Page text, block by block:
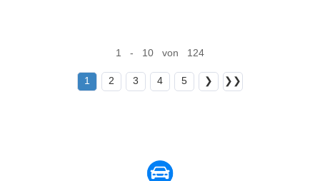
1 - 10 von 124
1 2 3 4 5 ❯ ❯❯